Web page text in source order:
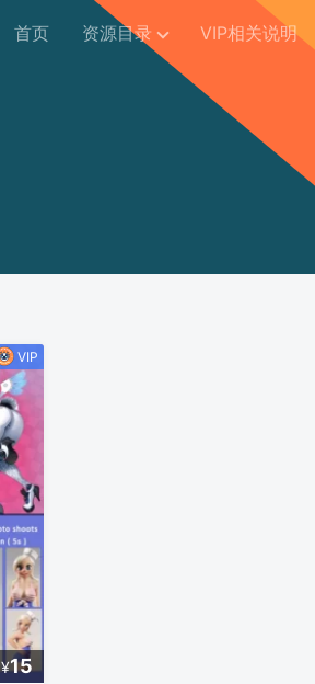
首页 资源目录 VIP相关说明
¥15